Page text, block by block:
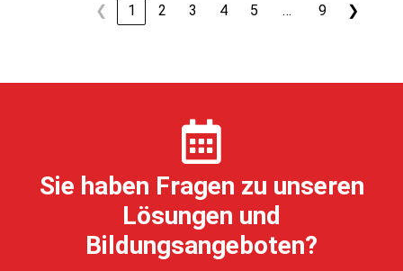
❮ 1 2 3 4 5 … 9 ❯
Sie haben Fragen zu unseren
Lösungen und
Bildungsangeboten?